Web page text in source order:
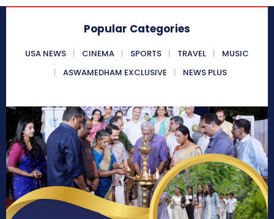
Popular Categories
USA NEWS CINEMA SPORTS TRAVEL
MUSIC
ASWAMEDHAM EXCLUSIVE
NEWS PLUS